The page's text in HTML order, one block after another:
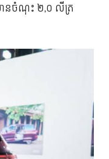
ាន​ចំណុះ ២,០ លីត្រ